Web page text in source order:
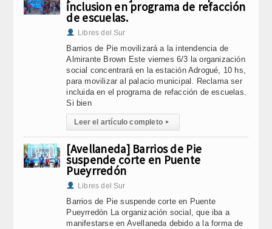
inclusion en programa de refacción
de escuelas.
Libres del Sur
Barrios de Pie movilizará a la intendencia de
Almirante Brown Este viernes 6/3 la organización
social concentrará en la estación Adrogué, 10 hs,
para movilizar al palacio municipal. Reclama ser
incluida en el programa de refacción de escuelas.
Si bien
Leer el artículo completo ▸
[Avellaneda] Barrios de Pie
suspende corte en Puente
Pueyrredón
Libres del Sur
Barrios de Pie suspende corte en Puente
Pueyrredón La organización social, que iba a
manifestarse en Avellaneda debido a la forma de